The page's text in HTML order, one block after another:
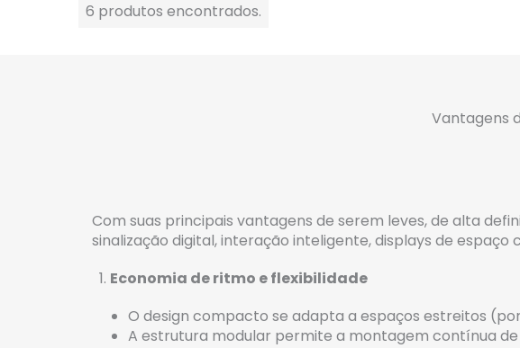
6 produtos encontrados.
Vantagens
Com suas principais vantagens de serem leves, de alta
sinalização digital, interação inteligente, displays de
Economia de ritmo e flexibilidade
O design compacto se adapta a espaços estreitos
A estrutura modular permite a montagem contínua de